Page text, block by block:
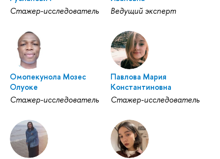
Стажер-исследователь
Ведущий эксперт
Омопекунола Мозес
Олуоке
Стажер-исследователь
Павлова Мария
Константиновна
Стажер-исследователь